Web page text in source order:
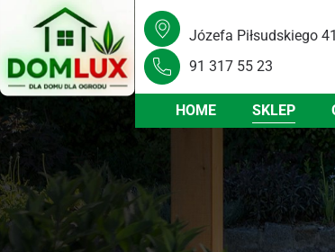
Józefa Piłsudskiego
91 317 55 23
HOME SKLEP